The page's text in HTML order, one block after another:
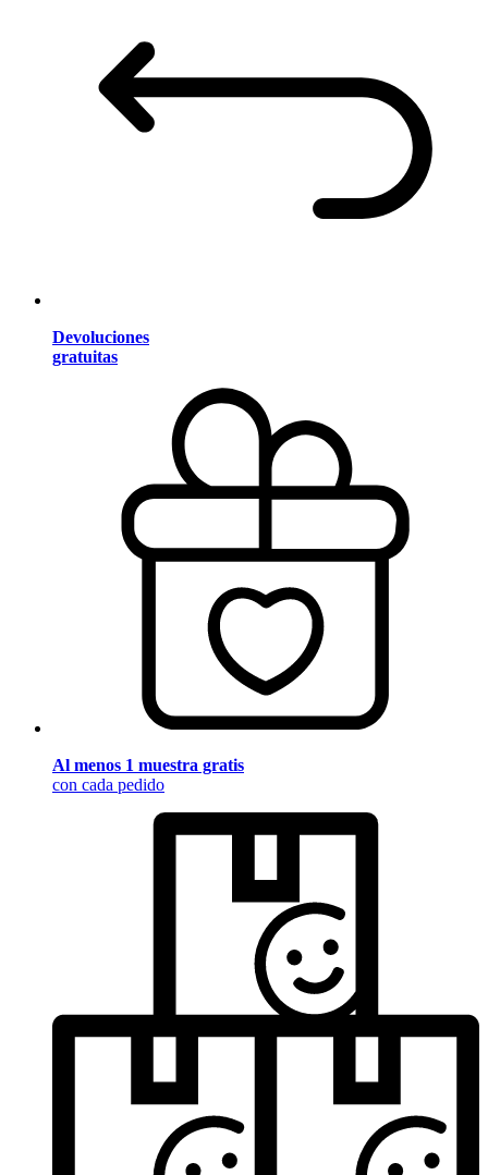
Devoluciones
gratuitas
Al menos 1 muestra gratis
con cada pedido